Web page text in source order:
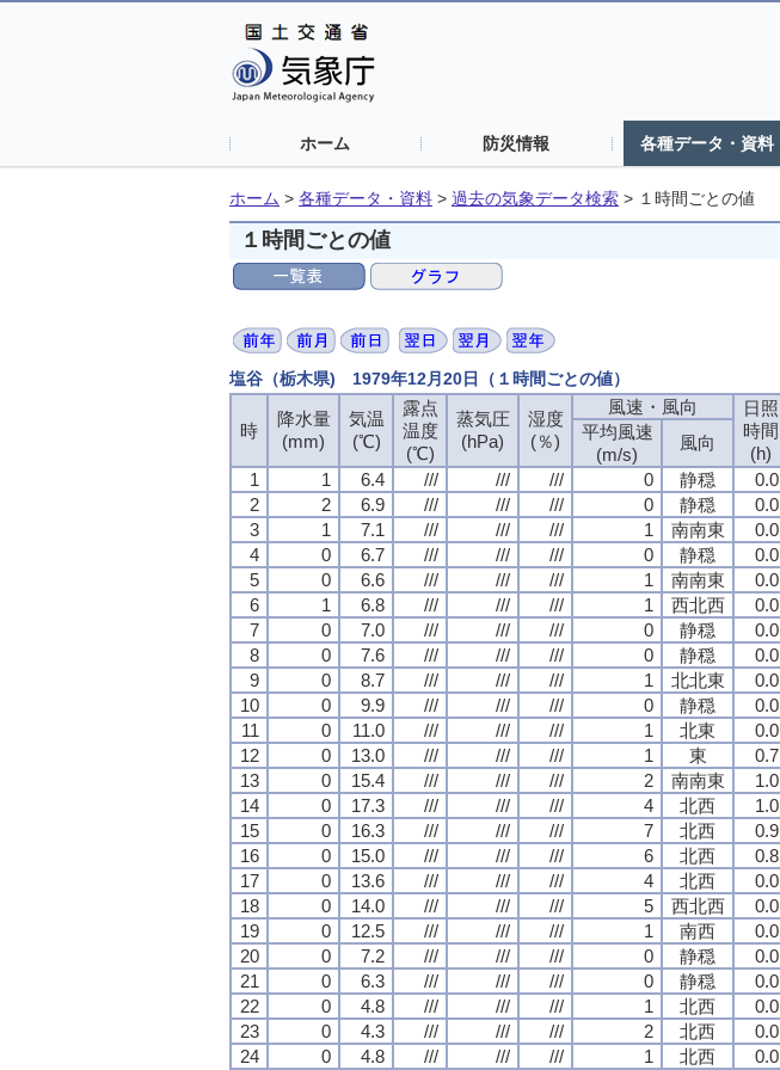
ホーム 防災情報 各種データ・資料
ホーム > 各種データ・資料 > 過去の気象データ検索 > １時間ごとの値
１時間ごとの値
塩谷（栃木県) 1979年12月20日（１時間ごとの値）
時
降水量
(mm)
気温
(℃)
露点
温度
(℃)
蒸気圧
(hPa)
湿度
(％)
風速・風向
日照
時間
(h)
平均風速
(m/s)
風向
1
1 6.4 /// /// /// 0 静穏 0.0
2
2 6.9 /// /// /// 0 静穏 0.0
3
1 7.1 /// /// /// 1 南南東 0.0
4
0 6.7 /// /// /// 0 静穏 0.0
5
0 6.6 /// /// /// 1 南南東 0.0
6
1 6.8 /// /// /// 1 西北西 0.0
7
0 7.0 /// /// /// 0 静穏 0.0
8
0 7.6 /// /// /// 0 静穏 0.0
9
0 8.7 /// /// /// 1 北北東 0.0
10
0 9.9 /// /// /// 0 静穏 0.0
11
0 11.0 /// /// /// 1 北東 0.0
12
0 13.0 /// /// /// 1 東 0.7
13
0 15.4 /// /// /// 2 南南東 1.0
14
0 17.3 /// /// /// 4 北西 1.0
15
0 16.3 /// /// /// 7 北西 0.9
16
0 15.0 /// /// /// 6 北西 0.8
17
0 13.6 /// /// /// 4 北西 0.0
18
0 14.0 /// /// /// 5 西北西 0.0
19
0 12.5 /// /// /// 1 南西 0.0
20
0 7.2 /// /// /// 0 静穏 0.0
21
0 6.3 /// /// /// 0 静穏 0.0
22
0 4.8 /// /// /// 1 北西 0.0
23
0 4.3 /// /// /// 2 北西 0.0
24
0 4.8 /// /// /// 1 北西 0.0